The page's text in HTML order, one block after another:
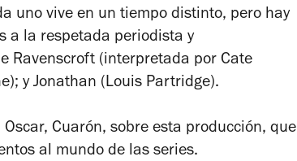
uno vive en un tiempo distinto, pero hay
a la respetada periodista y
Ravenscroft (interpretada por Cate
y Jonathan (Louis Partridge).
Cuarón, sobre esta producción, que
al mundo de las series.